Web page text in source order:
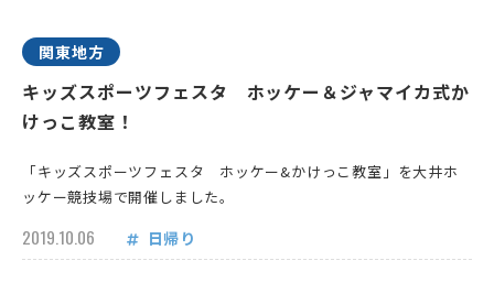
関東地方
キッズスポーツフェスタ ホッケー＆ジャマイカ式か
けっこ教室！
「キッズスポーツフェスタ ホッケー&かけっこ教室」を大井ホ
ッケー競技場で開催しました。
2019.10.06 日帰り